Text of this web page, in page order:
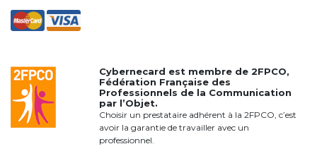
Cybernecard est membre de2FPCO,
Fédération Française des
Professionnels de la Communication
par l’Objet.
Choisir un prestataire adhérent à la 2FPCO, c’est
avoir la garantie de travailler avec un
professionnel.